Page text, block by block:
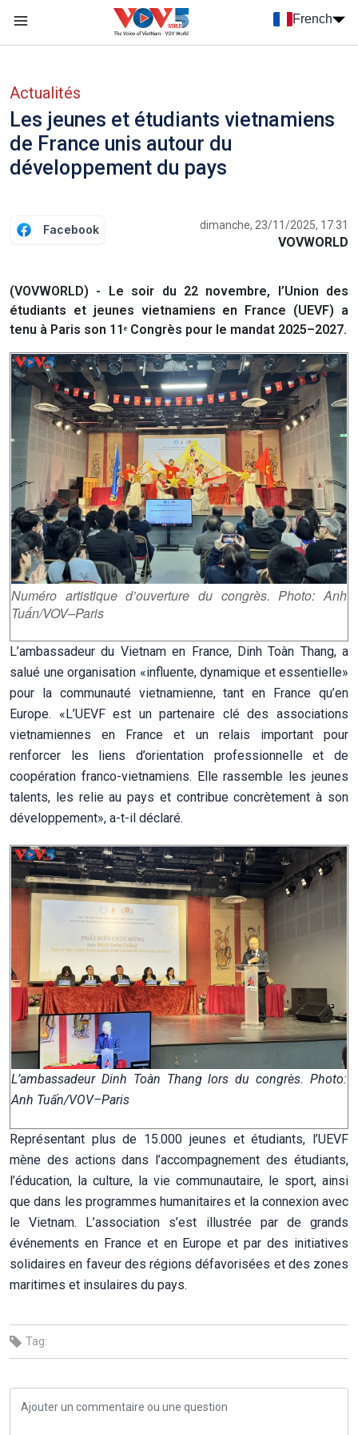
French
Actualités
Les jeunes et étudiants vietnamiens
de France unis autour du
développement du pays
Facebook dimanche, 23/11/2025, 17:31
VOVWORLD
(VOVWORLD) - Le soir du 22 novembre, l’Union des
étudiants et jeunes vietnamiens en France (UEVF) a
tenu à Paris son 11ᵉ Congrès pour le mandat 2025–2027.
Numéro artistique d’ouverture du congrès. Photo: Anh
Tuấn/VOV–Paris
L’ambassadeur du Vietnam en France, Dinh Toàn Thang, a
salué une organisation «influente, dynamique et essentielle»
pour la communauté vietnamienne, tant en France qu’en
Europe. «L’UEVF est un partenaire clé des associations
vietnamiennes en France et un relais important pour
renforcer les liens d’orientation professionnelle et de
coopération franco-vietnamiens. Elle rassemble les jeunes
talents, les relie au pays et contribue concrètement à son
développement», a-t-il déclaré.
L’ambassadeur Dinh Toàn Thang lors du congrès. Photo:
Anh Tuấn/VOV–Paris
Représentant plus de 15.000 jeunes et étudiants, l’UEVF
mène des actions dans l’accompagnement des étudiants,
l’éducation, la culture, la vie communautaire, le sport, ainsi
que dans les programmes humanitaires et la connexion avec
le Vietnam. L’association s’est illustrée par de grands
événements en France et en Europe et par des initiatives
solidaires en faveur des régions défavorisées et des zones
maritimes et insulaires du pays.
Tag: